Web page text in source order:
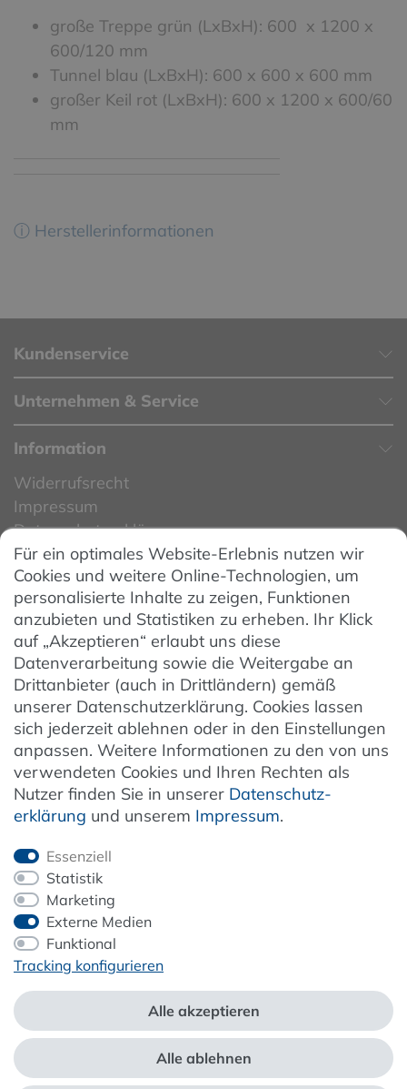
große Treppe grün (LxBxH): 600 x 1200 x
600/120 mm
Tunnel blau (LxBxH): 600 x 600 x 600 mm
großer Keil rot (LxBxH): 600 x 1200 x 600/60
mm
ⓘ Herstellerinformationen
Kundenservice
Unternehmen & Service
Information
Widerrufsrecht
Impressum
Datenschutzerklärung
Datenschutzeinstellungen
AGB
Barrierefreiheit
Hinweise zur Batterieentsorgung
Entsorgung von Elektro-Altgeräten
Vertrag widerrufen
Newsletter
Jetzt anmelden
ZAHLUNG & VERSAND
*Alle Preise inkl. der gesetzl. MwSt. zzgl.Service- und Versandkosten
Für ein optimales Website-Erlebnis nutzen wir
Cookies und weitere Online-Technologien, um
personalisierte Inhalte zu zeigen, Funktionen
anzubieten und Statistiken zu erheben. Ihr Klick
auf „Akzeptieren“ erlaubt uns diese
Datenverarbeitung sowie die Weitergabe an
Drittanbieter (auch in Drittländern) gemäß
unserer Datenschutzerklärung. Cookies lassen
sich jederzeit ablehnen oder in den Einstellungen
anpassen. Weitere Informationen zu den von uns
verwendeten Cookies und Ihren Rechten als
Nutzer finden Sie in unserer Daten­schutz­
erklärung und unserem Impressum.
Essenziell
Statistik
Marketing
Externe Medien
Funktional
Tracking konfigurieren
Alle akzeptieren
Alle ablehnen